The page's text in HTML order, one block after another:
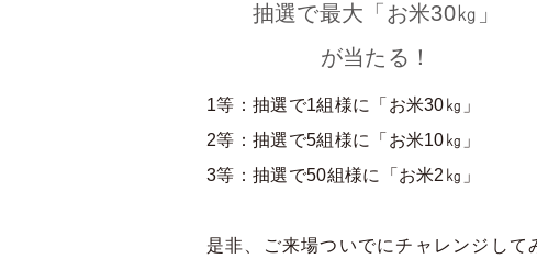
抽選で最大「お米30㎏」
が当たる！
1等：抽選で1組様に「お米30㎏」
2等：抽選で5組様に「お米10㎏」
3等：抽選で50組様に「お米2㎏」
是非、ご来場ついでにチャレンジして